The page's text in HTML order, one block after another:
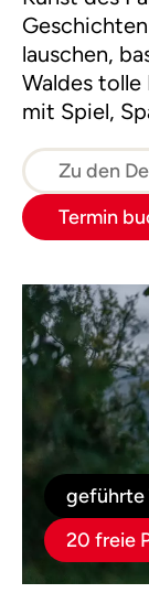
lauschen,
Waldes tolle
mit Spiel,
Zu den
Termin
geführte
20 freie